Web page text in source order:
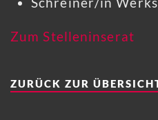
Zum Stelleninserat
ZURÜCK ZUR